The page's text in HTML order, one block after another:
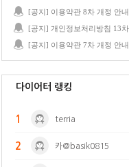
[공지] 이용약관 8차 개정 안내
[공지] 이용약관 7차 개정 안내
다이어터 랭킹
1 terria
2 카@basik0815